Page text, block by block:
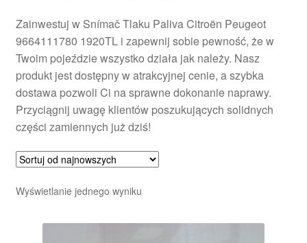
Zasady i warunki
Zainwestuj w Snímač Tlaku Paliva Citroën Peugeot
9664111780 1920TL i zapewnij sobie pewność, że w
Twoim pojeździe wszystko działa jak należy. Nasz
produkt jest dostępny w atrakcyjnej cenie, a szybka
dostawa pozwoli Ci na sprawne dokonanie naprawy.
Przyciągnij uwagę klientów poszukujących solidnych
części zamiennych już dziś!
Wyświetlanie jednego wyniku